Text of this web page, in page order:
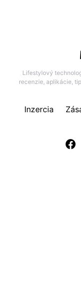
Lifestylový
recenzie, aplikácie,
Inzercia